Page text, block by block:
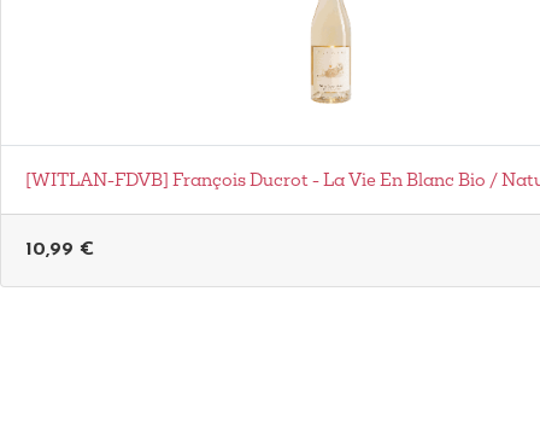
[WITLAN-FDVB] François Ducrot - La Vie En Blanc Bio /
10,99 €